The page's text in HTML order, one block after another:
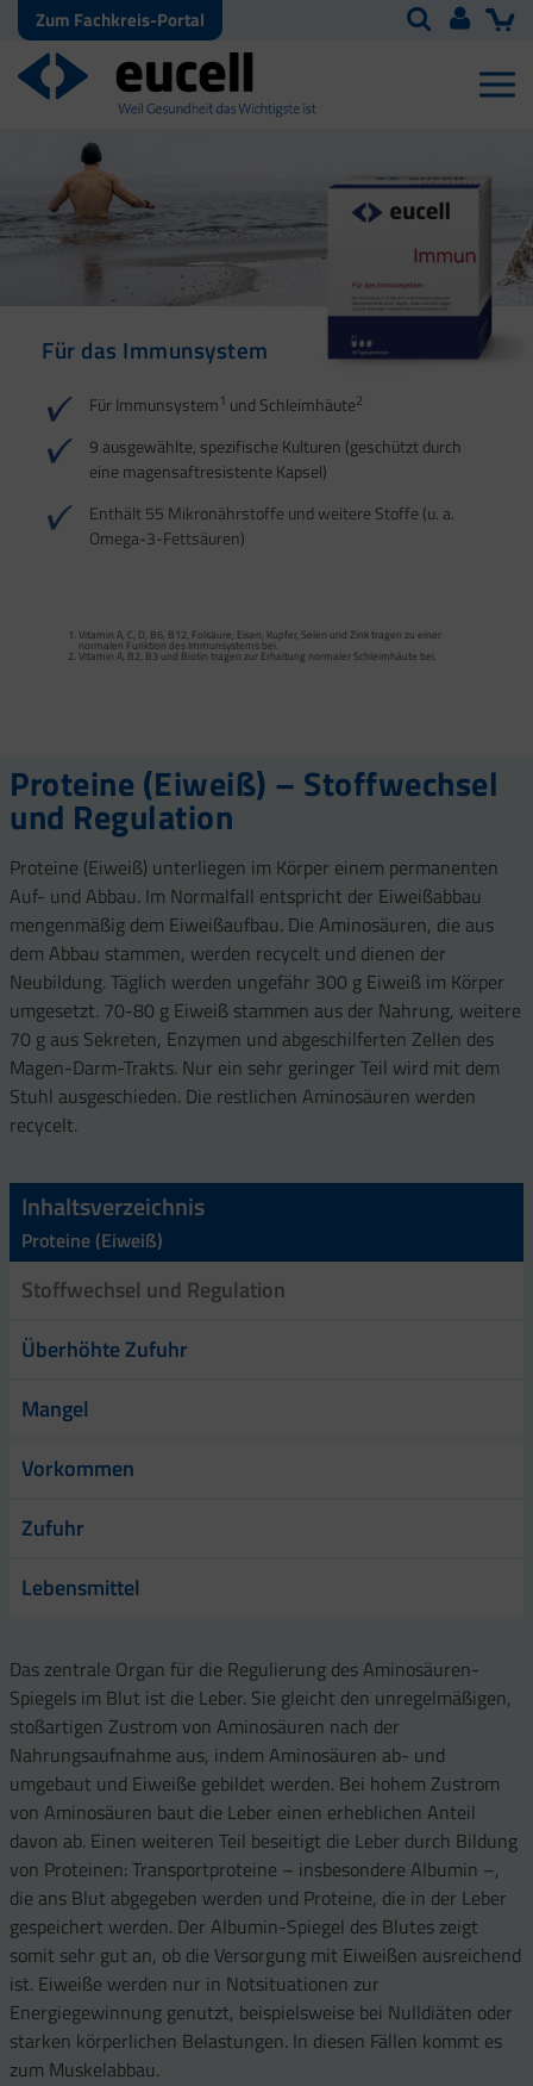
Zum Fachkreis-Portal
Für das Immunsystem
Für Immunsystem1 und Schleimhäute2
9 ausgewählte, spezifische Kulturen (geschützt durch
eine magensaftresistente Kapsel)
Enthält 55 Mikronährstoffe und weitere Stoffe (u. a.
Omega-3-Fettsäuren)
Vitamin A, C, D, B6, B12, Folsäure, Eisen, Kupfer, Selen und Zink tragen zu einer
normalen Funktion des Immunsystems bei.
Vitamin A, B2, B3 und Biotin tragen zur Erhaltung normaler Schleimhäute bei.
Für Haut, Haare und
4
Vitamin A, Beta-Carotin, Vitamine B2, B3, Biotin und Zink tragen zur Erhaltung
Für Ihre natürliche
normalen Stoffwechsel von Makronährstoffen bei.
Vitamin B2 und Biotin tragen zur Erhaltung normaler Schleimhäute (einschließlich
Darmschleimhaut) bei.
Vitamin D und Zink tragen zur normalen Funktion des Immunsystems bei.
Proteine (Eiweiß) – Stoffwechsel
und Regulation
Proteine (Eiweiß) unterliegen im Körper einem permanenten
Auf- und Abbau. Im Normalfall entspricht der Eiweißabbau
mengenmäßig dem Eiweißaufbau. Die Aminosäuren, die aus
dem Abbau stammen, werden recycelt und dienen der
Neubildung. Täglich werden ungefähr 300 g Eiweiß im Körper
umgesetzt. 70-80 g Eiweiß stammen aus der Nahrung, weitere
70 g aus Sekreten, Enzymen und abgeschilferten Zellen des
Magen-Darm-Trakts. Nur ein sehr geringer Teil wird mit dem
Stuhl ausgeschieden. Die restlichen Aminosäuren werden
recycelt.
Inhaltsverzeichnis
Proteine (Eiweiß)
Stoffwechsel und Regulation
Überhöhte Zufuhr
Mangel
Vorkommen
Zufuhr
Lebensmittel
Das zentrale Organ für die Regulierung des Aminosäuren-
Spiegels im Blut ist die Leber. Sie gleicht den unregelmäßigen,
stoßartigen Zustrom von Aminosäuren nach der
Nahrungsaufnahme aus, indem Aminosäuren ab- und
umgebaut und Eiweiße gebildet werden. Bei hohem Zustrom
von Aminosäuren baut die Leber einen erheblichen Anteil
davon ab. Einen weiteren Teil beseitigt die Leber durch Bildung
von Proteinen: Transportproteine – insbesondere Albumin –,
die ans Blut abgegeben werden und Proteine, die in der Leber
gespeichert werden. Der Albumin-Spiegel des Blutes zeigt
somit sehr gut an, ob die Versorgung mit Eiweißen ausreichend
ist. Eiweiße werden nur in Notsituationen zur
Energiegewinnung genutzt, beispielsweise bei Nulldiäten oder
starken körperlichen Belastungen. In diesen Fällen kommt es
zum Muskelabbau.